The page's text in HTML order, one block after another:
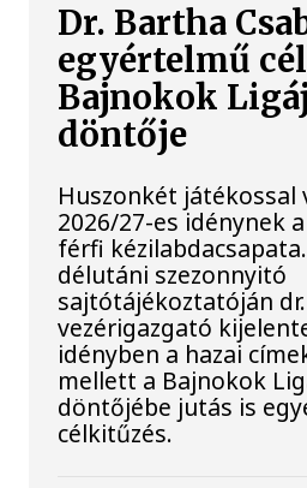
Dr. Bartha
egyértelmű
Bajnokok
döntője
Huszonkét játékossal
2026/27-es idénynek
férfi
délutáni szezonnyitó
sajtótájékoztatóján
vezérigazgató
idényben a hazai
mellett a Bajnokok
döntőjébe jutás is
célkitűzés.